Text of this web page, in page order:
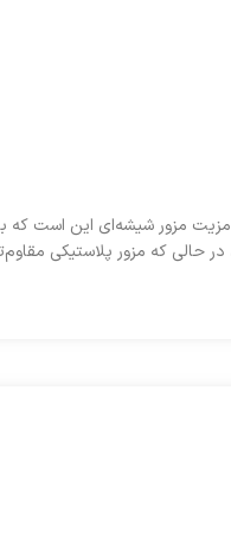
دهید. مزیت مزور شیشه‌ای این
حالی که مزور پلاستیکی